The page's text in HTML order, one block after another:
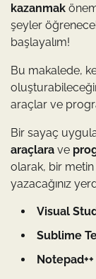
kazanmak
şeyler
başlayalım!
Bu makalede,
araçlar ve
Bir sayaç
araçlara ve
olarak, bir
yazacağınız
Visual
Sublime
Notepad++